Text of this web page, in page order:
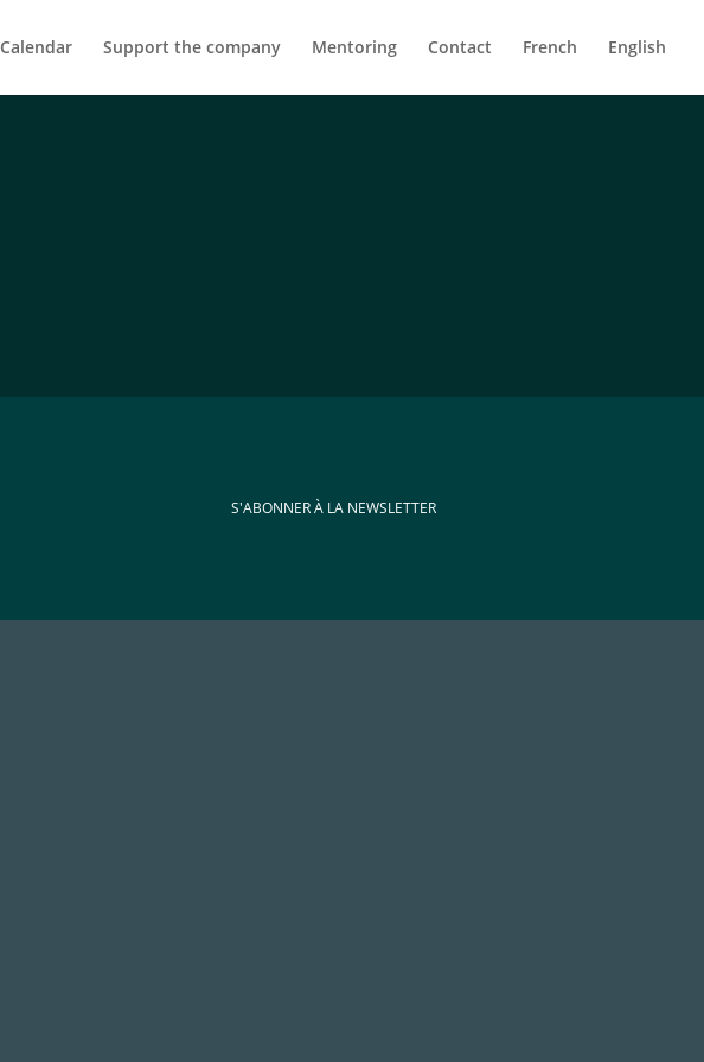
Calendar Support the company Mentoring Contact French English
S'ABONNER À LA NEWSLETTER